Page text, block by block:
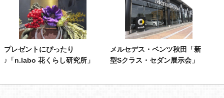
プレゼントにぴったり
♪「n.labo 花くらし研究所」
メルセデス・ベンツ秋田「新
型Sクラス・セダン展示会」